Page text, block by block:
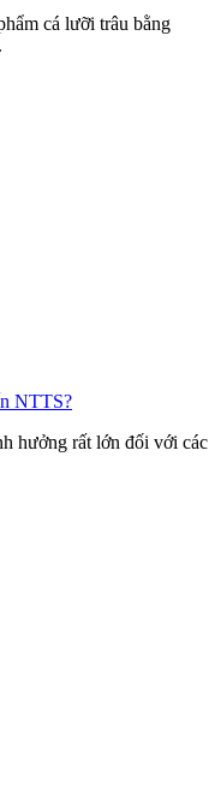
cá lưỡi trâu bằng
NTTS?
hưởng rất lớn đối với các